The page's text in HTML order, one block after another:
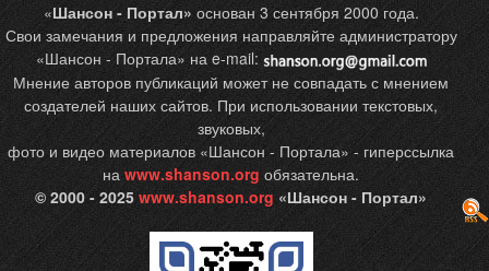
«Шансон - Портал» основан 3 сентября 2000 года.
Свои замечания и предложения направляйте администратору
«Шансон - Портала» на e-mail:
Мнение авторов публикаций может не совпадать с мнением
создателей наших сайтов. При использовании текстовых,
звуковых,
фото и видео материалов «Шансон - Портала» - гиперссылка
на www.shanson.org обязательна.
© 2000 - 2025 www.shanson.org «Шансон - Портал»